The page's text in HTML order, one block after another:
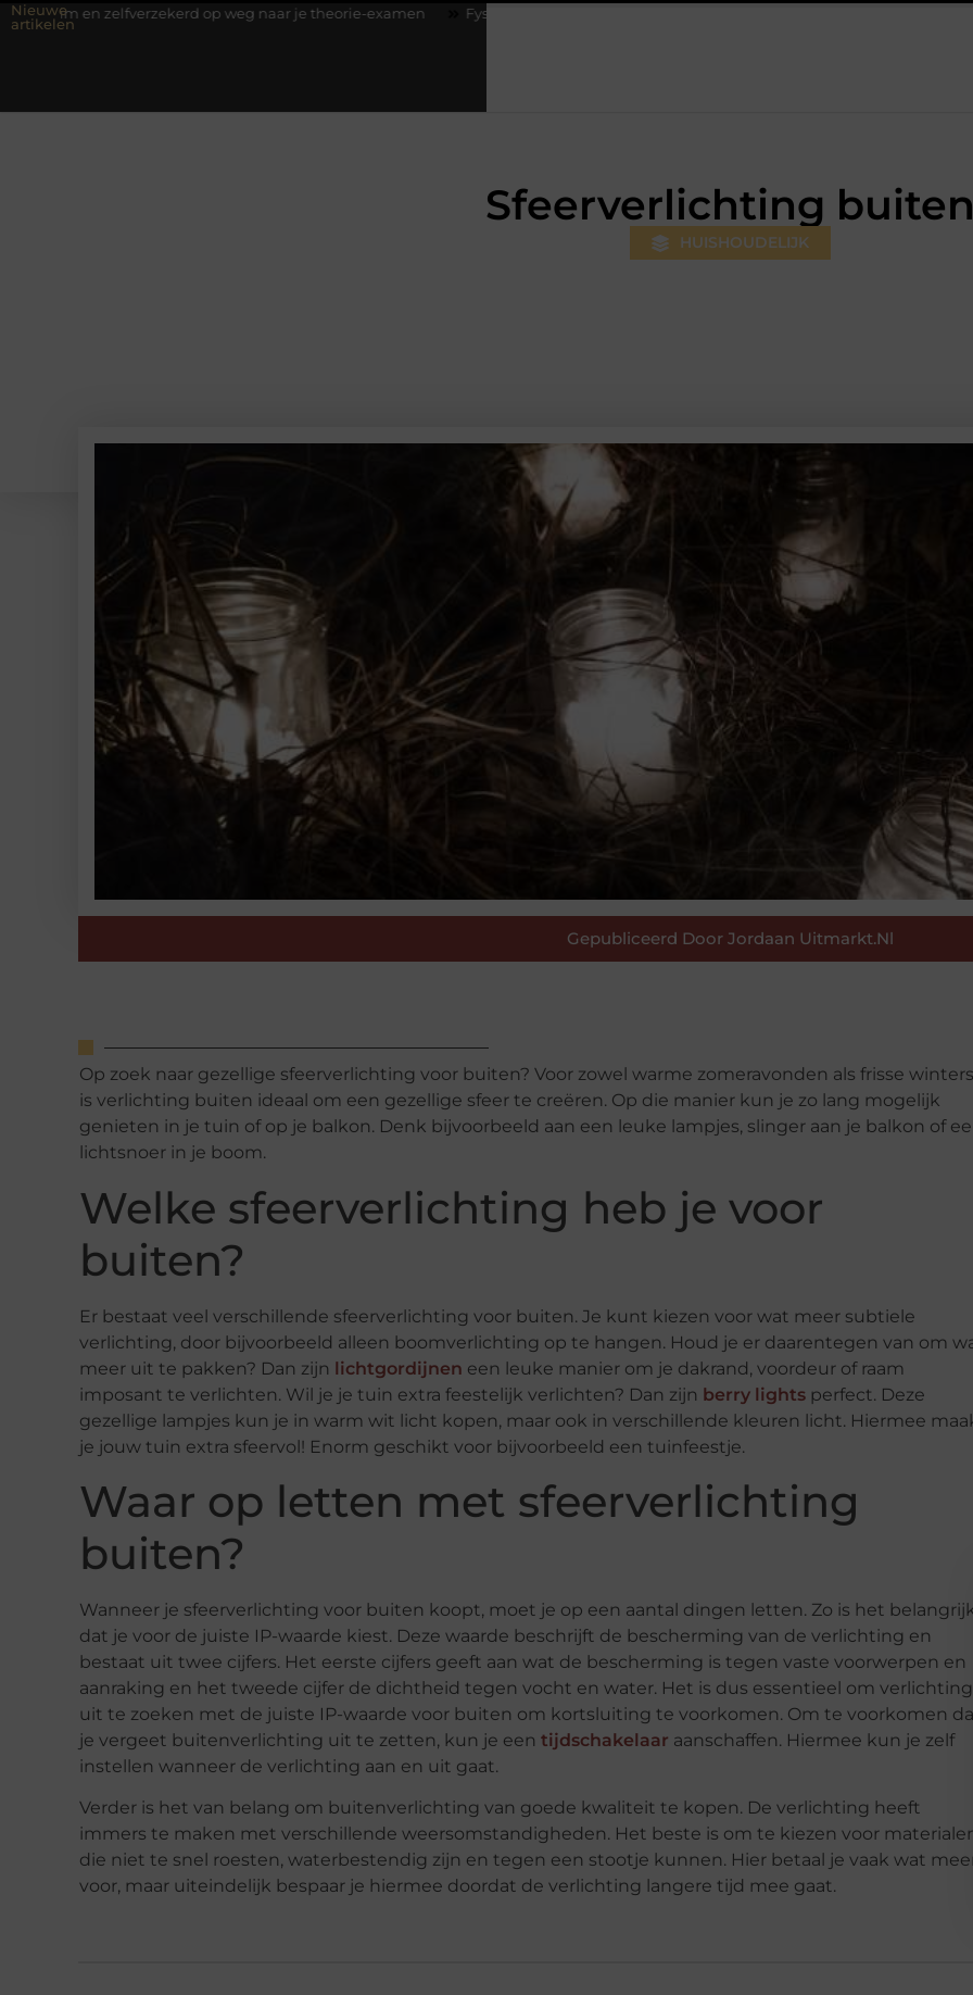
Nieuwe
artikelen
op weg naar je theorie-examen Fysiotherapie Hilversum: professionele hulp bij pijn en bewegingsklachten
Sfeerverlichting
HUISHOUDELIJK
Gepubliceerd Door Jordaan Uitmarkt.nl
Op zoek naar gezellige sfeerverlichting voor buiten? Voor zowel warme zomeravonden als frisse winters
is verlichting buiten ideaal om een gezellige sfeer te creëren. Op die manier kun je zo lang mogelijk
genieten in je tuin of op je balkon. Denk bijvoorbeeld aan een leuke lampjes, slinger aan je balkon of
lichtsnoer in je boom.
Welke sfeerverlichting heb je voor
buiten?
Er bestaat veel verschillende sfeerverlichting voor buiten. Je kunt kiezen voor wat meer subtiele
verlichting, door bijvoorbeeld alleen boomverlichting op te hangen. Houd je er daarentegen van om
meer uit te pakken? Dan zijn lichtgordijnen een leuke manier om je dakrand, voordeur of raam
imposant te verlichten. Wil je je tuin extra feestelijk verlichten? Dan zijn berry lights perfect. Deze
gezellige lampjes kun je in warm wit licht kopen, maar ook in verschillende kleuren licht. Hiermee
je jouw tuin extra sfeervol! Enorm geschikt voor bijvoorbeeld een tuinfeestje.
Waar op letten met sfeerverlichting
buiten?
Wanneer je sfeerverlichting voor buiten koopt, moet je op een aantal dingen letten. Zo is het
dat je voor de juiste IP-waarde kiest. Deze waarde beschrijft de bescherming van de verlichting en
bestaat uit twee cijfers. Het eerste cijfers geeft aan wat de bescherming is tegen vaste voorwerpen en
aanraking en het tweede cijfer de dichtheid tegen vocht en water. Het is dus essentieel om verlichting
uit te zoeken met de juiste IP-waarde voor buiten om kortsluiting te voorkomen. Om te voorkomen
je vergeet buitenverlichting uit te zetten, kun je een tijdschakelaar aanschaffen. Hiermee kun je zelf
instellen wanneer de verlichting aan en uit gaat.
Verder is het van belang om buitenverlichting van goede kwaliteit te kopen. De verlichting heeft
immers te maken met verschillende weersomstandigheden. Het beste is om te kiezen voor
die niet te snel roesten, waterbestendig zijn en tegen een stootje kunnen. Hier betaal je vaak wat
voor, maar uiteindelijk bespaar je hiermee doordat de verlichting langere tijd mee gaat.